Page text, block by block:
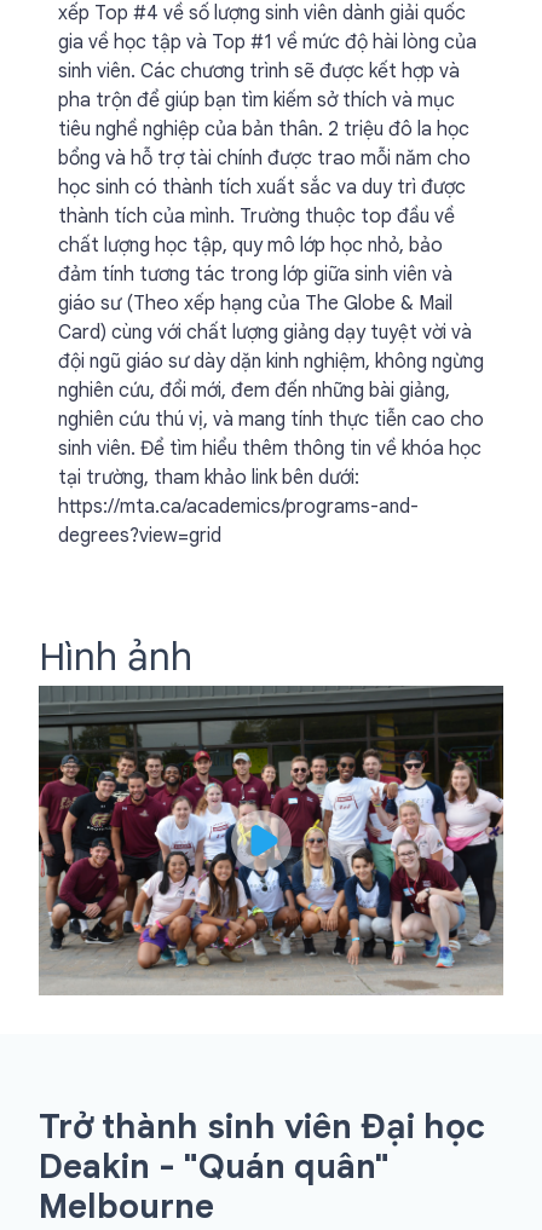
xếp Top #4 về số lượng sinh viên dành giải quốc
gia về học tập và Top #1 về mức độ hài lòng của
sinh viên. Các chương trình sẽ được kết hợp và
pha trộn để giúp bạn tìm kiếm sở thích và mục
tiêu nghề nghiệp của bản thân. 2 triệu đô la học
bổng và hỗ trợ tài chính được trao mỗi năm cho
học sinh có thành tích xuất sắc va duy trì được
thành tích của mình. Trường thuộc top đầu về
chất lượng học tập, quy mô lớp học nhỏ, bảo
đảm tính tương tác trong lớp giữa sinh viên và
giáo sư (Theo xếp hạng của The Globe & Mail
Card) cùng với chất lượng giảng dạy tuyệt vời và
đội ngũ giáo sư dày dặn kinh nghiệm, không ngừng
nghiên cứu, đổi mới, đem đến những bài giảng,
nghiên cứu thú vị, và mang tính thực tiễn cao cho
sinh viên. Để tìm hiểu thêm thông tin về khóa học
tại trường, tham khảo link bên dưới:
https://mta.ca/academics/programs-and-
degrees?view=grid
Hình ảnh
Trở thành sinh viên Đại học
Deakin - "Quán quân"
Melbourne